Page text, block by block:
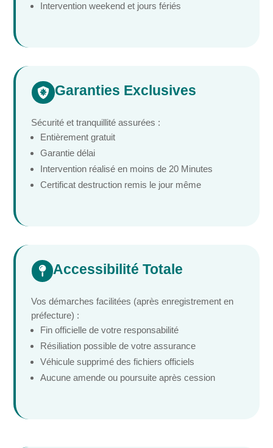
Intervention weekend et jours fériés
 Garanties Exclusives
Sécurité et tranquillité assurées :
Entièrement gratuit
Garantie délai
Intervention réalisé en moins de 20 Minutes
Certificat destruction remis le jour même
 Accessibilité Totale
Vos démarches facilitées (après enregistrement en
préfecture) :
Fin officielle de votre responsabilité
Résiliation possible de votre assurance
Véhicule supprimé des fichiers officiels
Aucune amende ou poursuite après cession